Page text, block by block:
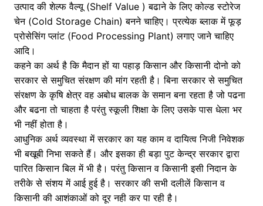
उत्पाद की शेल्फ वैल्यू (Shelf Value ) बढाने के लिए कोल्ड स्टोरेज
चेन (Cold Storage Chain) बनने चाहिए। प्रत्येक ब्लाक में फूड़
प्रोसेसिंग प्लांट (Food Processing Plant) लगाए जाने चाहिए
आदि।
कहने का अर्थ है कि मैदान हों या पहाड़ किसान और किसानी दोनो को
सरकार से समुचित संरक्षण की मांग रहती है। बिना सरकार से समुचित
संरक्षण के कृषि क्षेत्र वह अबोध बालक के समान बना रहता है जो पढना
और बढना तो चाहता है परंतु स्कूली शिक्षा के लिए उसके पास धेला भर
भी नहीं होता है।
आधुनिक अर्थ व्यवस्था में सरकार का यह काम व दायित्व निजी निवेशक
भी बखूबी निभा सकते हैं। और इसका ही बड़ा पुट केन्द्र सरकार द्वारा
पारित किसान बिल में भी है। परंतु किसान व किसानी इसी निदान के
तरीके से संशय में आई हुई है। सरकार की सभी दलीलें किसान व
किसानी की आशंकाओं को दूर नही कर पा रही है।